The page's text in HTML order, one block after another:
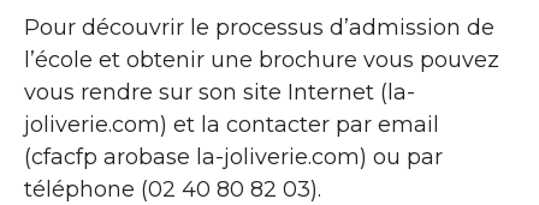
Pour découvrir le processus d’admission de
l’école et obtenir une brochure vous pouvez
vous rendre sur son site Internet (la-
joliverie.com) et la contacter par email
(cfacfp arobase la-joliverie.com) ou par
téléphone (02 40 80 82 03).